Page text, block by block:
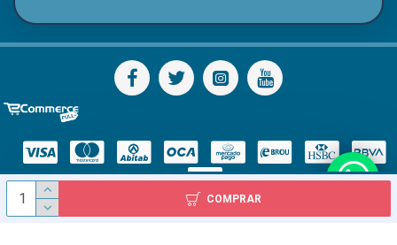
COMPRAR
Todos los derechos reservados - Diser S.A.S. 1978 - 2024 / Inca 2227, Montevideo, Uruguay / Tel: